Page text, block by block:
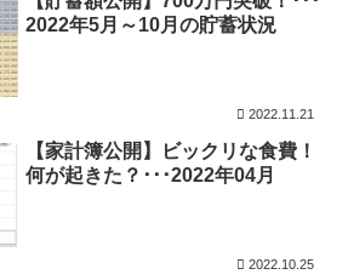
2022年5月～10月の貯蓄状況
2022.11.21
【家計簿公開】ビックリな食費！
何が起きた？･･･2022年04月
2022.10.25